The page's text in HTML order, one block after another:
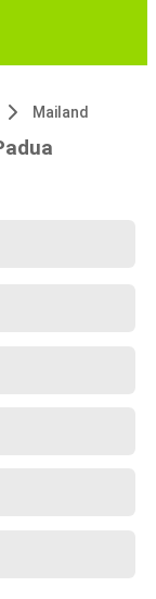
Mailand